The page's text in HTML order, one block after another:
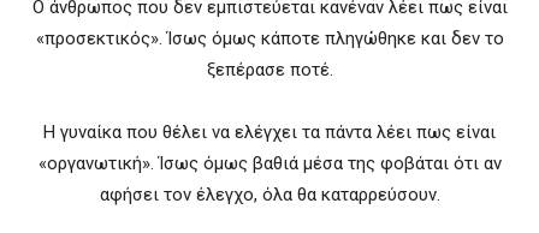
Ο άνθρωπος που δεν εμπιστεύεται κανέναν λέει πως είναι
«προσεκτικός». Ίσως όμως κάποτε πληγώθηκε και δεν το
ξεπέρασε ποτέ.
Η γυναίκα που θέλει να ελέγχει τα πάντα λέει πως είναι
«οργανωτική». Ίσως όμως βαθιά μέσα της φοβάται ότι αν
αφήσει τον έλεγχο, όλα θα καταρρεύσουν.